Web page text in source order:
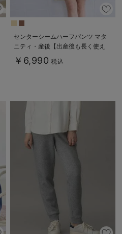
センターシームハーフパンツ マタ
ニティ・産後【出産後も長く使え
る】
￥6,990 税込